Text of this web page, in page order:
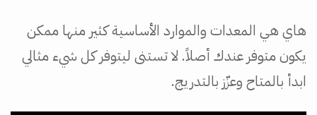
هاي هي المعدات والموارد الأساسية كثير منها ممكن
يكون متوفر عندك أصلاً. لا تستنى ليتوفر كل شيء مثالي
ابدأ بالمتاح وعزّز بالتدريج.